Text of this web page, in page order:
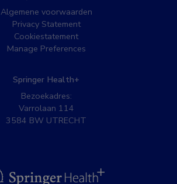
Algemene voorwaarden
Privacy Statement
Cookiestatement
Manage Preferences
Springer Health+
Bezoekadres:
Varrolaan 114
3584 BW UTRECHT
BSL